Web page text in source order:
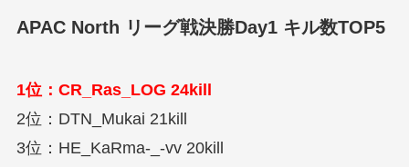
APAC North リーグ戦決勝Day1 キル数TOP5
1位：CR_Ras_LOG 24kill
2位：DTN_Mukai 21kill
3位：HE_KaRma-_-vv 20kill